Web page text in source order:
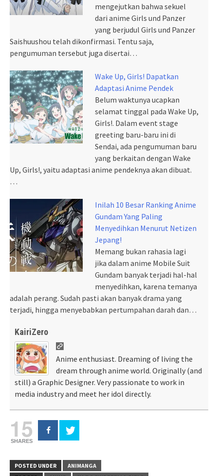
mengejutkan bahwa sekuel
dari anime Girls und Panzer
yang berjudul Girls und Panzer
Saishuushou telah dikonfirmasi. Tentu saja,
pengumuman tersebut juga disertai…
Wake Up, Girls! Dapatkan
Adaptasi Anime Pendek
Belum waktunya ucapkan
selamat tinggal pada Wake Up,
Girls!. Dalam event stage
greeting baru-baru ini di
Sendai, ada pengumuman baru
yang berkaitan dengan Wake
Up, Girls!, yaitu adaptasi anime pendeknya akan dibuat.
…
Inilah 10 Besar Ranking Anime
Gundam Yang Paling
Menyedihkan Menurut Netizen
Jepang!
Memang bukan rahasia lagi
jika dalam anime Mobile Suit
Gundam banyak terjadi hal-hal
menyedihkan, karena temanya
adalah perang. Sudah pasti akan banyak drama yang
terjadi, hingga menyebabkan pertumpahan darah dan…
KairiZero
Anime enthusiast. Dreaming of living the
dream through anime world. Originally (and
still) a Graphic Designer. Very passionate to work in
media industry and meet her idol directly.
15
SHARES
POSTED UNDER
ANIMANGA